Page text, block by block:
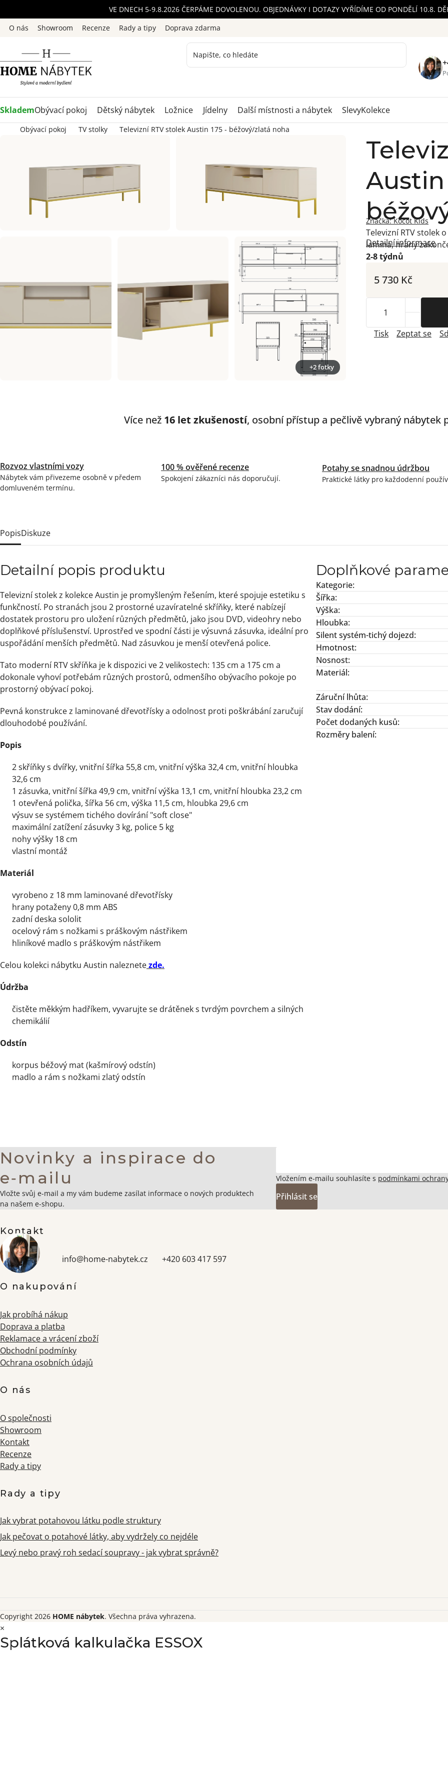
na
obsah
VE DNECH 5-9.8.2026 ČERPÁME DOVOLENOU. OBJEDNÁVKY I DOTAZY VYŘÍDÍME OD PONDĚLÍ 10.8.
O nás
Showroom Recenze Rady a tipy Doprava zdarma
SklademObývací pokoj Dětský nábytek Ložnice Jídelny Další místnosti a nábytek SlevyKolekce
Obývací pokoj TV stolky Televizní RTV stolek Austin 175 - béžový/zlatá noha
+2 fotky
Austin
Značka:Kocot Kids
5 730 Kč
2-8 týdnů
Televizní RTV stolek
lamina, hrany
Detailní informace
Tisk Zeptat se
Více než 16 let zkušeností, osobní přístup a pečlivě vybraný nábytek
Rozvoz vlastními vozy
Nábytek vám přivezeme osobně v předem
domluveném termínu.
100 % ověřené recenze
Spokojení zákazníci nás doporučují.
Potahy se snadnou údržbou
Praktické látky pro každodenní
PopisDiskuze
Detailní popis produktu
Televizní stolek z kolekce Austin je promyšleným řešením, které spojuje estetiku s
funkčností. Po stranách jsou 2 prostorné uzavíratelné skříňky, které nabízejí
dostatek prostoru pro uložení různých předmětů, jako jsou DVD, videohry nebo
doplňkové příslušenství. Uprostřed ve spodní části je výsuvná zásuvka, ideální pro
uspořádání menších předmětů. Nad zásuvkou je menší otevřená police.
Tato moderní RTV skříňka je k dispozici ve 2 velikostech: 135 cm a 175 cm a
dokonale vyhoví potřebám různých prostorů, odmenšího obývacího pokoje po
prostorný obývací pokoj.
Pevná konstrukce z laminované dřevotřísky a odolnost proti poškrábání zaručují
dlouhodobé používání.
Popis
2 skříňky s dvířky, vnitřní šířka 55,8 cm, vnitřní výška 32,4 cm, vnitřní hloubka
32,6 cm
1 zásuvka, vnitřní šířka 49,9 cm, vnitřní výška 13,1 cm, vnitřní hloubka 23,2 cm
1 otevřená polička, šířka 56 cm, výška 11,5 cm, hloubka 29,6 cm
výsuv se systémem tichého dovírání "soft close"
maximální zatížení zásuvky 3 kg, police 5 kg
nohy výšky 18 cm
vlastní montáž
Materiál
vyrobeno z 18 mm laminované dřevotřísky
hrany potaženy 0,8 mm ABS
zadní deska sololit
ocelový rám s nožkami s práškovým nástřikem
hliníkové madlo s práškovým nástřikem
Celou kolekci nábytku Austin naleznetezde.
Údržba
čistěte měkkým hadříkem, vyvarujte se drátěnek s tvrdým povrchem a silných
chemikálií
Odstín
korpus béžový mat (kašmírový odstín)
madlo a rám s nožkami zlatý odstín
Doplňkové
Kategorie:
Šířka:
Výška:
Hloubka:
Silent systém-tichý dojezd:
Hmotnost:
Nosnost:
Materiál:
Záruční lhůta:
Stav dodání:
Počet dodaných kusů:
Rozměry balení:
Zápatí
Novinky a inspirace do
e‑mailu
Vložte svůj e-mail a my vám budeme zasílat informace o nových produktech
na našem e-shopu.
Vložením e-mailu souhlasíte s podmínkami
Přihlásit se
Kontakt
info@home-nabytek.cz +420 603 417 597
O nakupování
Jak probíhá nákup
Doprava a platba
Reklamace a vrácení zboží
Obchodní podmínky
Ochrana osobních údajů
O nás
O společnosti
Showroom
Kontakt
Recenze
Rady a tipy
Rady a tipy
Jak vybrat potahovou látku podle struktury
Jak pečovat o potahové látky, aby vydržely co nejdéle
Levý nebo pravý roh sedací soupravy - jak vybrat správně?
Copyright 2026 HOME nábytek. Všechna práva vyhrazena.
×
Splátková kalkulačka ESSOX